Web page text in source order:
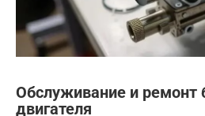
Обслуживание и ремонт
двигателя